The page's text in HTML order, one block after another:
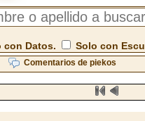
con Datos. Solo con
Comentarios de piekos